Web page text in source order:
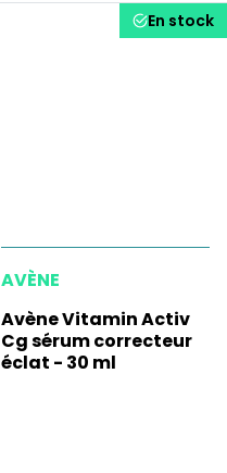
En stock
AVÈNE
Avène Vitamin Activ
Cg sérum correcteur
éclat - 30 ml